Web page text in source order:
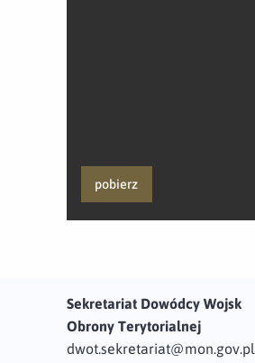
pobierz
Sekretariat Dowódcy Wojsk
Obrony Terytorialnej
dwot.sekretariat@mon.gov.pl